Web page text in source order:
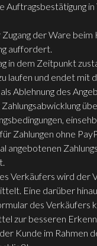
der Ware beim
auffordert.
dem Zeitpunkt
laufen und endet
Ablehnung des
Zahlungen ohne
angebotenen
Verkäufers wird
Eine darüber
des
zur besseren
Kunde im